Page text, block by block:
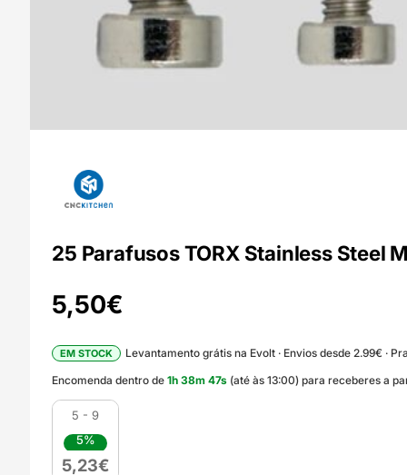
25 Parafusos TORX Stainless Steel
5,50€
EM STOCK
Levantamento grátis na Evolt · Envios desde 2.99€ ·
Encomenda dentro de1h38m46s(até às 13:00) para receberes a
5 - 9
5%
5,23€